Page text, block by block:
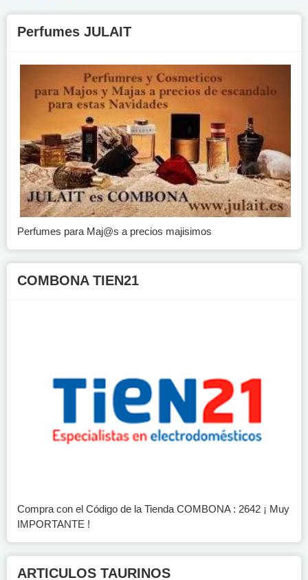
Perfumes JULAIT
Perfumes para Maj@s a precios majisimos
COMBONA TIEN21
Compra con el Código de la Tienda COMBONA : 2642 ¡ Muy
IMPORTANTE !
ARTICULOS TAURINOS